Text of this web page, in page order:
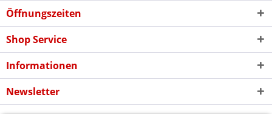
Öffnungszeiten
Shop Service
Informationen
Newsletter